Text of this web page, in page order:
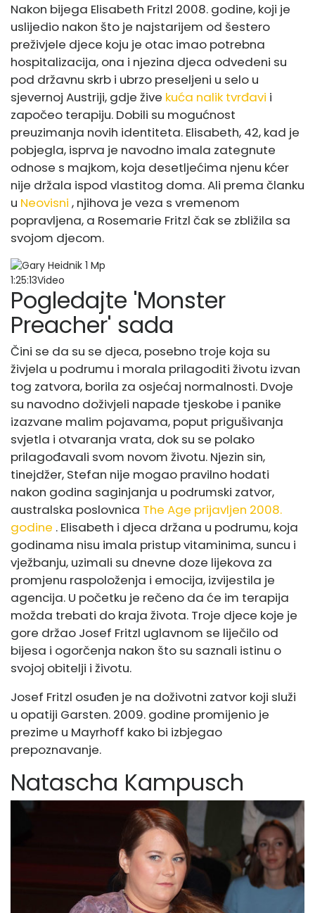
Nakon bijega Elisabeth Fritzl 2008. godine, koji je
uslijedio nakon što je najstarijem od šestero
preživjele djece koju je otac imao potrebna
hospitalizacija, ona i njezina djeca odvedeni su
pod državnu skrb i ubrzo preseljeni u selo u
sjevernoj Austriji, gdje žive kuća nalik tvrđavi i
započeo terapiju. Dobili su mogućnost
preuzimanja novih identiteta. Elisabeth, 42, kad je
pobjegla, isprva je navodno imala zategnute
odnose s majkom, koja desetljećima njenu kćer
nije držala ispod vlastitog doma. Ali prema članku
u Neovisni , njihova je veza s vremenom
popravljena, a Rosemarie Fritzl čak se zbližila sa
svojom djecom.
1:25:13Video
Pogledajte 'Monster
Preacher' sada
Čini se da su se djeca, posebno troje koja su
živjela u podrumu i morala prilagoditi životu izvan
tog zatvora, borila za osjećaj normalnosti. Dvoje
su navodno doživjeli napade tjeskobe i panike
izazvane malim pojavama, poput prigušivanja
svjetla i otvaranja vrata, dok su se polako
prilagođavali svom novom životu. Njezin sin,
tinejdžer, Stefan nije mogao pravilno hodati
nakon godina saginjanja u podrumski zatvor,
australska poslovnica The Age prijavljen 2008.
godine . Elisabeth i djeca držana u podrumu, koja
godinama nisu imala pristup vitaminima, suncu i
vježbanju, uzimali su dnevne doze lijekova za
promjenu raspoloženja i emocija, izvijestila je
agencija. U početku je rečeno da će im terapija
možda trebati do kraja života. Troje djece koje je
gore držao Josef Fritzl uglavnom se liječilo od
bijesa i ogorčenja nakon što su saznali istinu o
svojoj obitelji i životu.
Josef Fritzl osuđen je na doživotni zatvor koji služi
u opatiji Garsten. 2009. godine promijenio je
prezime u Mayrhoff kako bi izbjegao
prepoznavanje.
Natascha Kampusch